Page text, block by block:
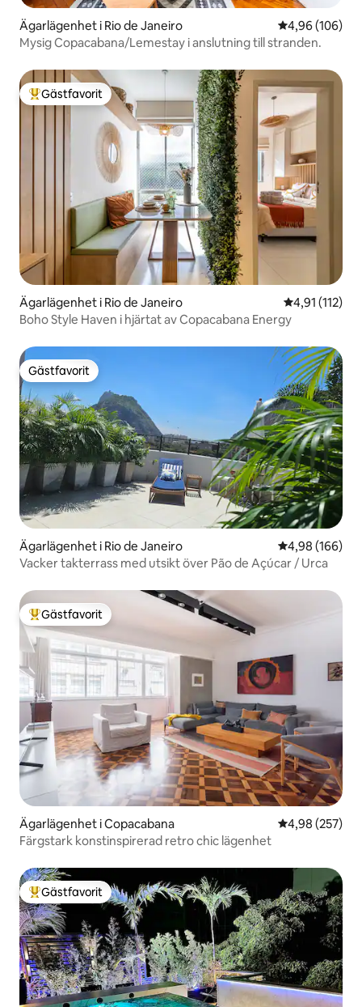
Ägarlägenhet i Rio de Janeiro 4,96 av 5 i
4,96 (106)
Mysig Copacabana/Lemestay i anslutning till stranden.
Populär gästfavorit
Gästfavorit
Ägarlägenhet i Rio de Janeiro 4,91 av 5 i
4,91 (112)
Boho Style Haven i hjärtat av Copacabana Energy
Gästfavorit
Gästfavorit
Ägarlägenhet i Rio de Janeiro 4,98 av 5 i
4,98 (166)
Vacker takterrass med utsikt över Pão de Açúcar / Urca
Populär gästfavorit
Gästfavorit
Ägarlägenhet i Copacabana 4,98 av 5 i
4,98 (257)
Färgstark konstinspirerad retro chic lägenhet
Populär gästfavorit
Gästfavorit